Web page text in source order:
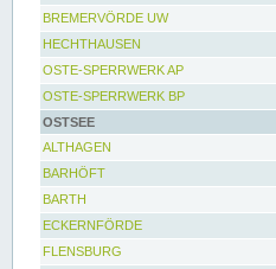
BREMERVÖRDE UW
HECHTHAUSEN
OSTE-SPERRWERK AP
OSTE-SPERRWERK BP
OSTSEE
ALTHAGEN
BARHÖFT
BARTH
ECKERNFÖRDE
FLENSBURG